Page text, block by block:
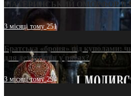
МАТЕРИНСЬКИЙ ОМОРФОР В
3 місяці тому251
Братська «броня» під куполами:
для дезертирів у рясах?
3 місяці тому294